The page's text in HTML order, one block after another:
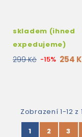
skladem (ihned
expedujeme)
299 Kč -15% 254
Zobrazení 1-12 z
1
2 3